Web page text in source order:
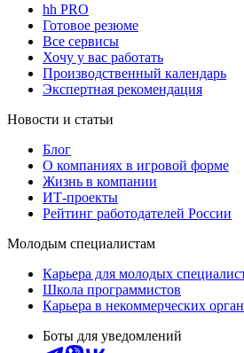
hh PRO
Готовое резюме
Все сервисы
Хочу у вас работать
Производственный календарь
Экспертная рекомендация
Новости и статьи
Блог
О компаниях в игровой форме
Жизнь в компании
ИТ-проекты
Рейтинг работодателей России
Молодым специалистам
Карьера для молодых
Школа программистов
Карьера в некоммерческих
Боты для уведомлений